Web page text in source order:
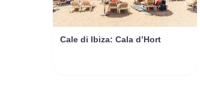
Cale di Ibiza: Cala d’Hort